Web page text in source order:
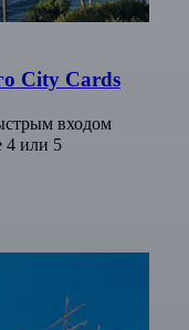
City Cards
входом
4 или 5